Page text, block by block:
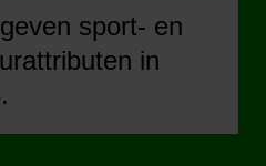
sport- en
in